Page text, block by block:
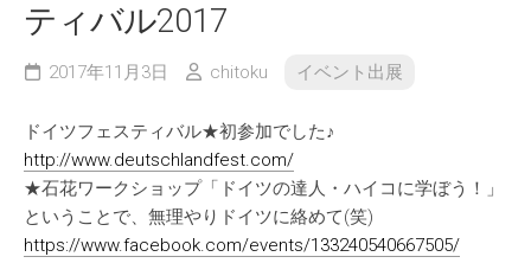
ティバル2017
2017年11月3日 chitoku イベント出展
ドイツフェスティバル★初参加でした♪
http://www.deutschlandfest.com/
★石花ワークショップ「ドイツの達人・ハイコに学ぼう！」
ということで、無理やりドイツに絡めて(笑)
https://www.facebook.com/events/133240540667505/